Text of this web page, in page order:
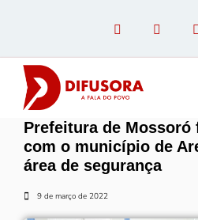
Prefeitura de Mossoró
com o município de
área de segurança
9 de março de 2022